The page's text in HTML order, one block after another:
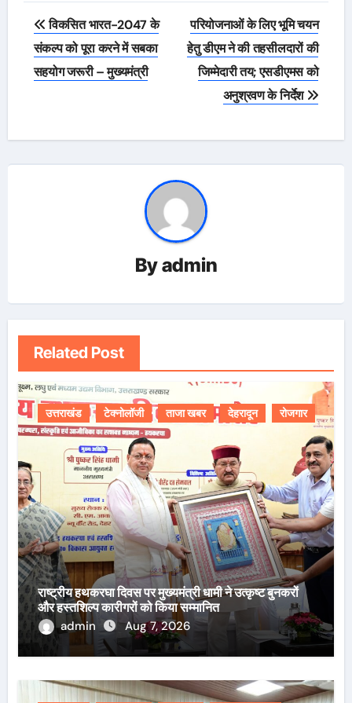
Post
navigation
विकसित भारत-2047 के
संकल्प को पूरा करने में सबका
सहयोग जरूरी – मुख्यमंत्री
परियोजनाओं के लिए भूमि चयन
हेतु डीएम ने की तहसीलदारों की
जिम्मेदारी तय; एसडीएमस को
अनुश्रवण के निर्देश
Byadmin
Related Post
उत्तराखंड टेक्नोलॉजी ताजा खबर देहरादून रोजगार
राष्ट्रीय हथकरघा दिवस पर मुख्यमंत्री धामी ने उत्कृष्ट बुनकरों
और हस्तशिल्प कारीगरों को किया सम्मानित
admin
Aug 7, 2026